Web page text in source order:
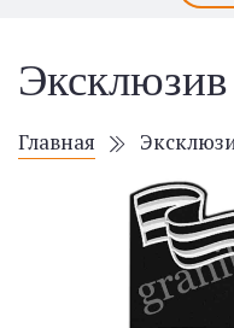
Главная